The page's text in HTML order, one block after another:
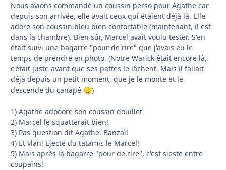
Nous avions commandé un coussin perso pour Agathe car
depuis son arrivée, elle avait ceux qui étaient déjà là. Elle
adore son coussin bleu bien confortable (maintenant, il est
dans la chambre). Bien sûr, Marcel avait voulu tester. S'en
était suivi une bagarre "pour de rire" que j'avais eu le
temps de prendre en photo. (Notre Warick était encore là,
c'était juste avant que ses pattes le lâchent. Mais il fallait
déjà depuis un petit moment, que je le monte et le
descende du canapé 😞)
1) Agathe adooore son coussin douillet
2) Marcel le squatterait bien!
3) Pas question dit Agathe. Banzaï!
4) Et vlan! Ejecté du tatamis le Marcel!
5) Mais après la bagarre "pour de rire", c'est sieste entre
coupains!